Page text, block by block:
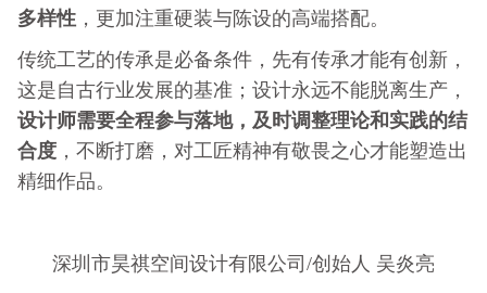
多样性 ，更加注重硬装与陈设的高端搭配。
传统工艺的传承是必备条件，先有传承才能有创新，
这是自古行业发展的基准；设计永远不能脱离生产，
设计师需要全程参与落地，及时调整理论和实践的结
合度 ，不断打磨，对工匠精神有敬畏之心才能塑造出
精细作品。
深圳市昊祺空间设计有限公司/创始人 吴炎亮